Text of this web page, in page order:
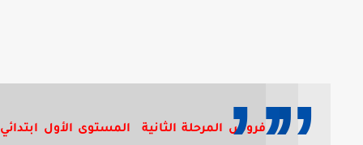
فروض المرحلة الثانية المستوى الأول ابتدائي